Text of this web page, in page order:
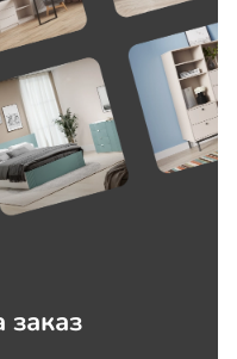
заказ